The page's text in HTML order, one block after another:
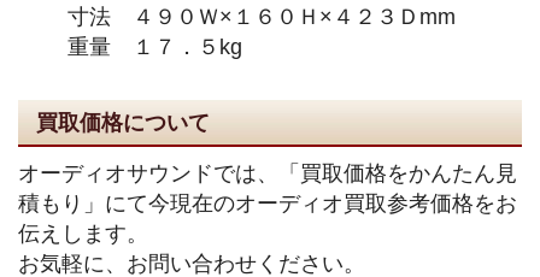
寸法 ４９０Ｗ×１６０Ｈ×４２３Ｄmm
重量 １７．５kg
買取価格について
オーディオサウンドでは、「買取価格をかんたん見
積もり」にて今現在のオーディオ買取参考価格をお
伝えします。
お気軽に、お問い合わせください。